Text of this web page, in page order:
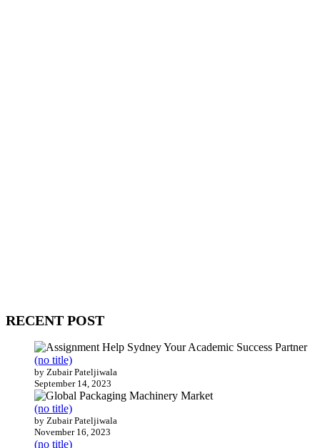
RECENT POST
(no title)
by Zubair Pateljiwala
September 14, 2023
(no title)
by Zubair Pateljiwala
November 16, 2023
(no title)